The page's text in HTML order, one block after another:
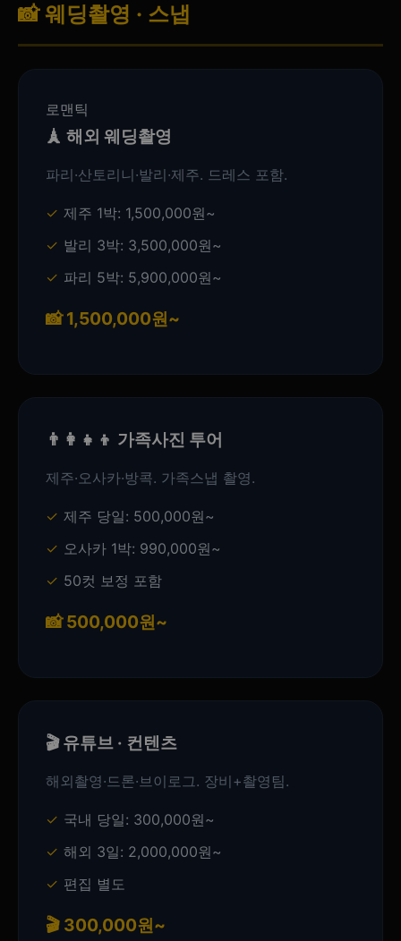
📸 웨딩촬영 · 스냅
로맨틱
🗼 해외 웨딩촬영
파리·산토리니·발리·제주. 드레스 포함.
제주 1박: 1,500,000원~
발리 3박: 3,500,000원~
파리 5박: 5,900,000원~
📸 1,500,000원~
👨‍👩‍👧‍👦 가족사진 투어
제주·오사카·방콕. 가족스냅 촬영.
제주 당일: 500,000원~
오사카 1박: 990,000원~
50컷 보정 포함
📸 500,000원~
🎬 유튜브 · 컨텐츠
해외촬영·드론·브이로그. 장비+촬영팀.
국내 당일: 300,000원~
해외 3일: 2,000,000원~
편집 별도
🎬 300,000원~